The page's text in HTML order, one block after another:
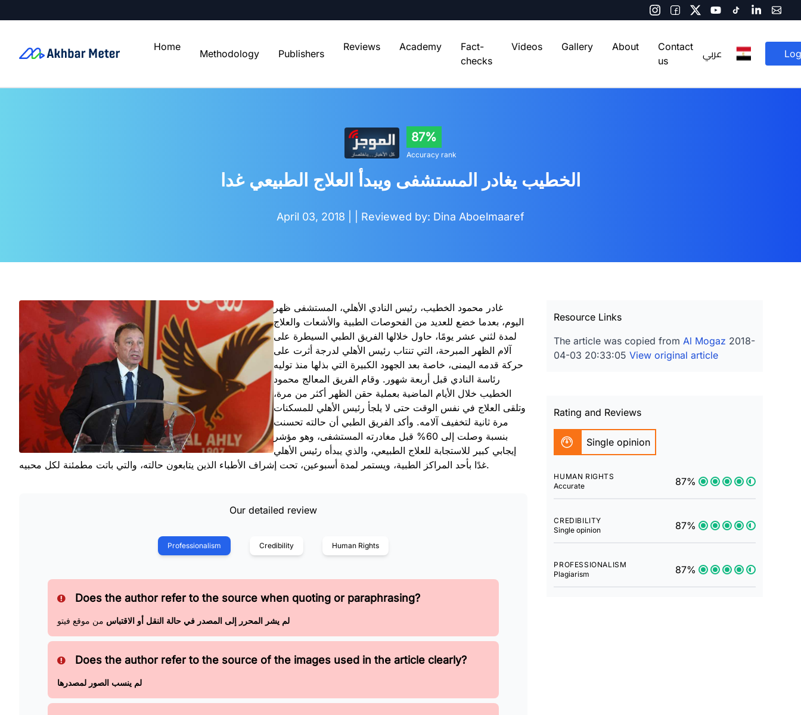
Home
Methodology Publishers
Reviews Academy
Fact-
checks
Videos Gallery About
Contact
us
عربي
87%
Accuracy rank
الخطيب يغادر المستشفى ويبدأ العلاج الطبيعي غدا
April 03, 2018 | | Reviewed by: Dina Aboelmaaref
‏غادر محمود الخطيب، رئيس النادي الأهلي، المستشفى ظهر
اليوم، بعدما خضع للعديد من الفحوصات الطبية والأشعات والعلاج
لمدة لثني عشر يومًا، حاول خلالها الفريق الطبي السيطرة على
آلام الظهر المبرحة، التي تنتاب رئيس الأهلي لدرجة أثرت على
حركة قدمه اليمنى، خاصة بعد الجهود الكبيرة التي بذلها منذ توليه
رئاسة النادي قبل أربعة شهور. وقام الفريق المعالج محمود
الخطيب خلال الأيام الماضية بعملية حقن الظهر أكثر من مرة،
وتلقى العلاج في نفس الوقت حتى لا يلجأ رئيس الأهلي للمسكنات
مرة ثانية لتخفيف آلامه. وأكد الفريق الطبي أن حالته تحسنت
بنسبة وصلت إلى 60% قبل مغادرته المستشفى، وهو مؤشر
إيجابي كبير للاستجابة للعلاج الطبيعي، والذي يبدأه رئيس الأهلي
غدًا بأحد المراكز الطبية، ويستمر لمدة أسبوعين، تحت إشراف الأطباء الذين يتابعون حالته، والتي باتت مطمئنة لكل محبيه.
Our detailed review
Professionalism Credibility Human Rights
Does the author refer to the source when quoting or paraphrasing?
لم يشر المحرر إلى المصدر في حالة النقل أو الاقتباس من موقع فيتو
Does the author refer to the source of the images used in the article clearly?
لم ينسب الصور لمصدرها
Resource Links
The article was copied fromAl Mogaz 2018-
04-03 20:33:05View original article
Rating and Reviews
Single opinion
HUMAN RIGHTS
Accurate
87%
CREDIBILITY
Single opinion
87%
PROFESSIONALISM
Plagiarism
87%